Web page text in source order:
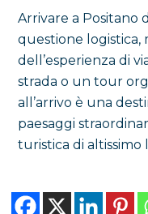
Arrivare a Positano
questione
dell’esperienza di
strada o un tour
all’arrivo è una
paesaggi
turistica di altissimo